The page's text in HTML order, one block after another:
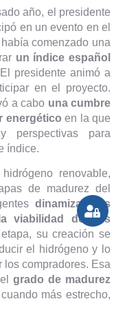
año, el presidente
en un evento en el
comenzado una
un índice español
presidente animó a
en el proyecto.
a cabo una cumbre
energético en la que
perspectivas para
índice.
renovable,
de madurez del
dinamizar sus
viabilidad de sus
su creación se
el hidrógeno y lo
compradores. Esa
grado de madurez
más estrecho,